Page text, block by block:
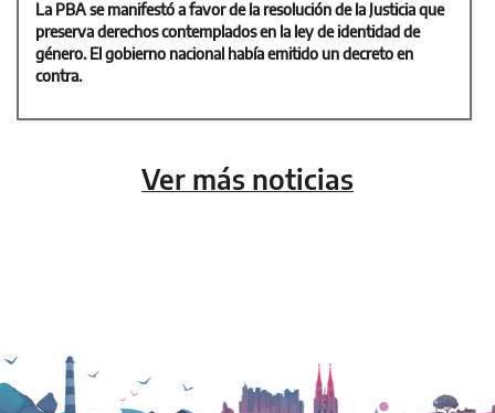
La PBA se manifestó a favor de la resolución de la Justicia que
preserva derechos contemplados en la ley de identidad de
género. El gobierno nacional había emitido un decreto en
contra.
Ver más noticias